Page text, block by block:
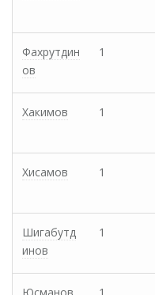
Фахрутдин
ов
1
Хакимов 1
Хисамов 1
Шигабутд
инов
1
Юсманов 1